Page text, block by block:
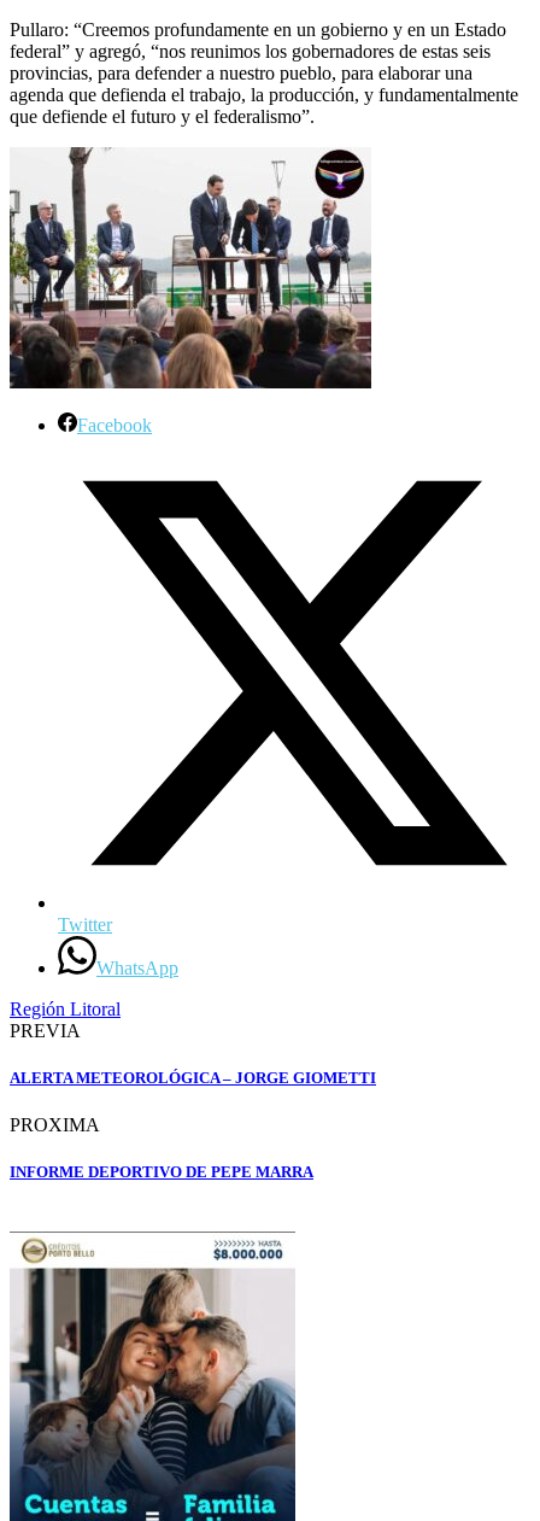
Pullaro: “Creemos profundamente en un gobierno y en un Estado
federal” y agregó, “nos reunimos los gobernadores de estas seis
provincias, para defender a nuestro pueblo, para elaborar una
agenda que defienda el trabajo, la producción, y fundamentalmente
que defiende el futuro y el federalismo”.
Facebook
Twitter
WhatsApp
Región Litoral
PREVIA
ALERTA METEOROLÓGICA – JORGE GIOMETTI
PROXIMA
INFORME DEPORTIVO DE PEPE MARRA